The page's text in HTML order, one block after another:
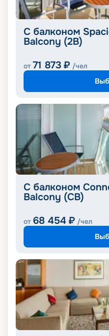
С балконом
Balcony (2B)
от 71 873 ₽ /чел
С балконом
Balcony (CB)
от 68 454 ₽ /чел